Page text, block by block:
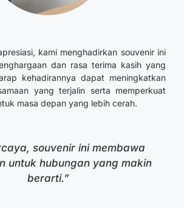
kami menghadirkan souvenir ini
dan rasa terima kasih yang
kehadirannya dapat meningkatkan
yang terjalin serta memperkuat
masa depan yang lebih cerah.
souvenir ini membawa
untuk hubungan yang makin
berarti.”